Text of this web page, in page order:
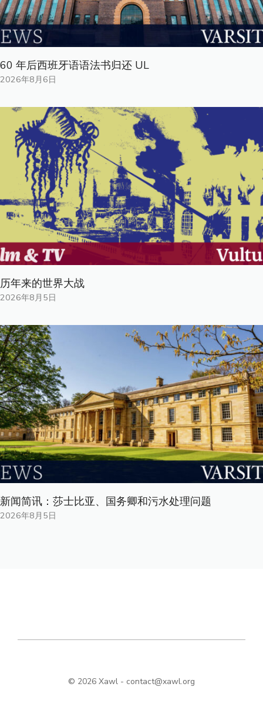
60 年后西班牙语语法书归还 UL
2026年8月6日
历年来的世界大战
2026年8月5日
新闻简讯：莎士比亚、国务卿和污水处理问题
2026年8月5日
© 2026 Xawl - contact@xawl.org